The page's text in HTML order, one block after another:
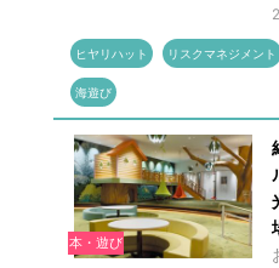
ヒヤリハット リスクマネジメント
海遊び
本・遊び